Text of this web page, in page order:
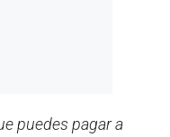
puedes pagar a